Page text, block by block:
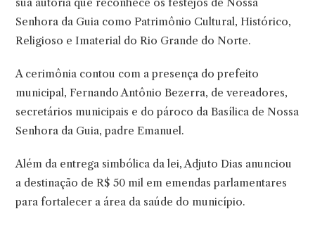
sua autoria que reconhece os festejos de Nossa
Senhora da Guia como Patrimônio Cultural, Histórico,
Religioso e Imaterial do Rio Grande do Norte.
A cerimônia contou com a presença do prefeito
municipal, Fernando Antônio Bezerra, de vereadores,
secretários municipais e do pároco da Basílica de Nossa
Senhora da Guia, padre Emanuel.
Além da entrega simbólica da lei, Adjuto Dias anunciou
a destinação de R$ 50 mil em emendas parlamentares
para fortalecer a área da saúde do município.